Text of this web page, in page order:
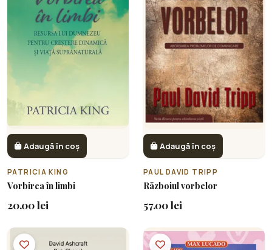
Adaugă în coș
PATRICIA KING
Vorbirea în limbi
20.00 lei
Adaugă în coș
PAUL DAVID TRIPP
Războiul vorbelor
57.00 lei